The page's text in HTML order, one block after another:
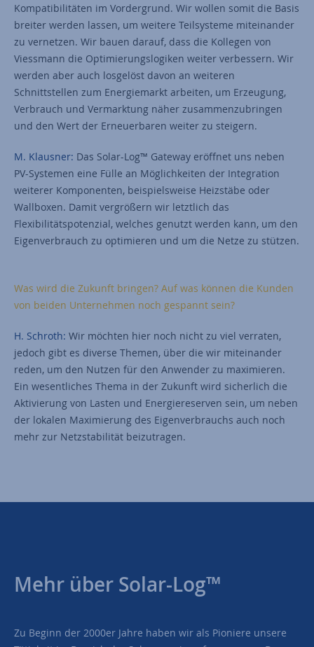
Kompatibilitäten im Vordergrund. Wir wollen somit die Basis
breiter werden lassen, um weitere Teilsysteme miteinander
zu vernetzen. Wir bauen darauf, dass die Kollegen von
Viessmann die Optimierungslogiken weiter verbessern. Wir
werden aber auch losgelöst davon an weiteren
Schnittstellen zum Energiemarkt arbeiten, um Erzeugung,
Verbrauch und Vermarktung näher zusammenzubringen
und den Wert der Erneuerbaren weiter zu steigern.
M. Klausner: Das Solar-Log™ Gateway eröffnet uns neben
PV-Systemen eine Fülle an Möglichkeiten der Integration
weiterer Komponenten, beispielsweise Heizstäbe oder
Wallboxen. Damit vergrößern wir letztlich das
Flexibilitätspotenzial, welches genutzt werden kann, um den
Eigenverbrauch zu optimieren und um die Netze zu stützen.
Was wird die Zukunft bringen? Auf was können die Kunden
von beiden Unternehmen noch gespannt sein?
H. Schroth: Wir möchten hier noch nicht zu viel verraten,
jedoch gibt es diverse Themen, über die wir miteinander
reden, um den Nutzen für den Anwender zu maximieren.
Ein wesentliches Thema in der Zukunft wird sicherlich die
Aktivierung von Lasten und Energiereserven sein, um neben
der lokalen Maximierung des Eigenverbrauchs auch noch
mehr zur Netzstabilität beizutragen.
Mehr über Solar-Log™
Zu Beginn der 2000er Jahre haben wir als Pioniere unsere